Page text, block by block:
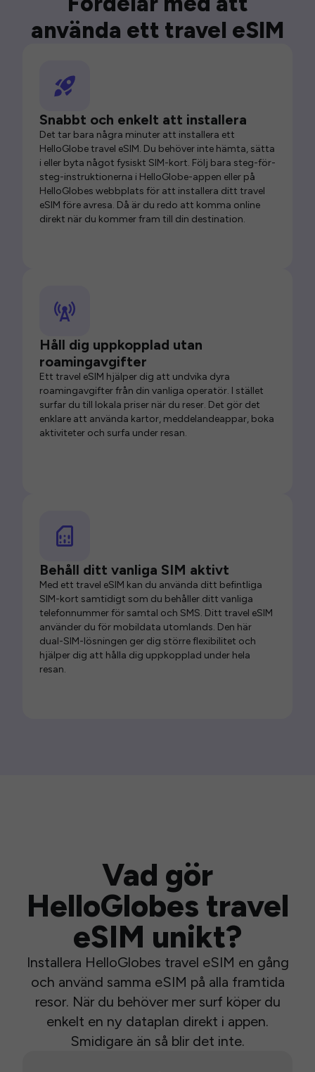
använda ett travel eSIM
Snabbt och enkelt att installera
Det tar bara några minuter att installera ett
HelloGlobe travel eSIM. Du behöver inte hämta, sätta
i eller byta något fysiskt SIM-kort. Följ bara steg-för-
steg-instruktionerna i HelloGlobe-appen eller på
HelloGlobes webbplats för att installera ditt travel
eSIM före avresa. Då är du redo att komma online
direkt när du kommer fram till din destination.
Håll dig uppkopplad utan
roamingavgifter
Ett travel eSIM hjälper dig att undvika dyra
roamingavgifter från din vanliga operatör. I stället
surfar du till lokala priser när du reser. Det gör det
enklare att använda kartor, meddelandeappar, boka
aktiviteter och surfa under resan.
Behåll ditt vanliga SIM aktivt
Med ett travel eSIM kan du använda ditt befintliga
SIM-kort samtidigt som du behåller ditt vanliga
telefonnummer för samtal och SMS. Ditt travel eSIM
använder du för mobildata utomlands. Den här
dual-SIM-lösningen ger dig större flexibilitet och
hjälper dig att hålla dig uppkopplad under hela
resan.
Vad gör
HelloGlobes travel
eSIM unikt?
Installera HelloGlobes travel eSIM en gång
och använd samma eSIM på alla framtida
resor. När du behöver mer surf köper du
enkelt en ny dataplan direkt i appen.
Smidigare än så blir det inte.